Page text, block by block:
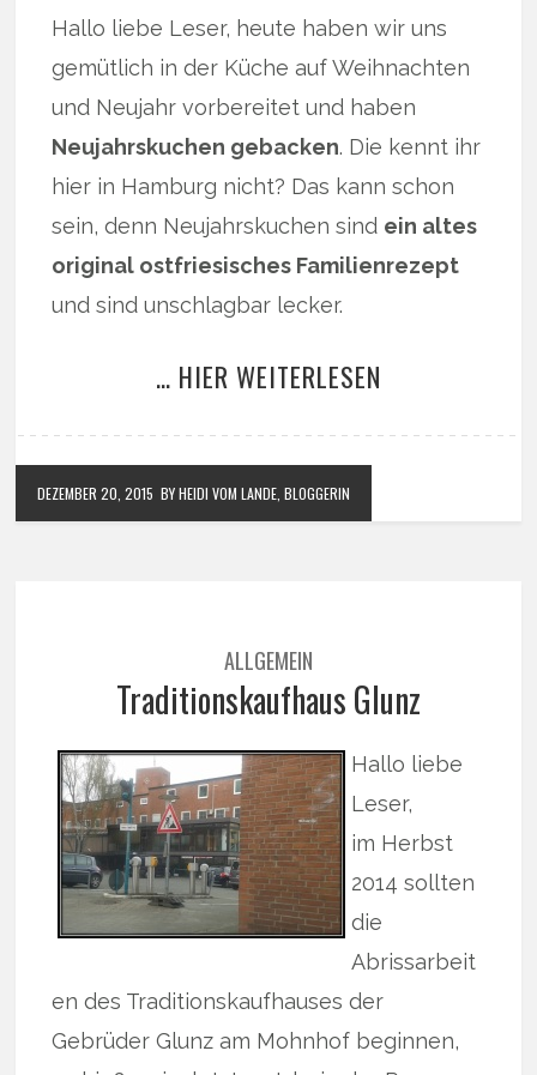
Hallo liebe Leser, heute haben wir uns
gemütlich in der Küche auf Weihnachten
und Neujahr vorbereitet und haben
Neujahrskuchen gebacken. Die kennt ihr
hier in Hamburg nicht? Das kann schon
sein, denn Neujahrskuchen sind ein altes
original ostfriesisches Familienrezept
und sind unschlagbar lecker.
… HIER WEITERLESEN
DEZEMBER 20, 2015 BY HEIDI VOM LANDE, BLOGGERIN
ALLGEMEIN
Traditionskaufhaus Glunz
Hallo liebe
Leser,
im Herbst
2014 sollten
die
Abrissarbeit
en des Traditionskaufhauses der
Gebrüder Glunz am Mohnhof beginnen,